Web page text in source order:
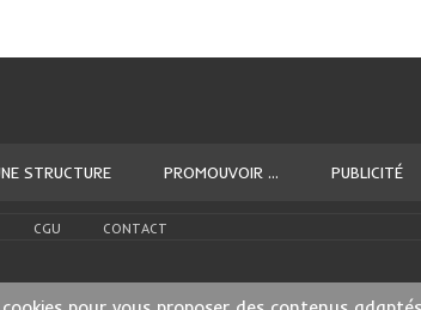
STRUCTURE PROMOUVOIR ... PUBLICITÉ
CGU CONTACT